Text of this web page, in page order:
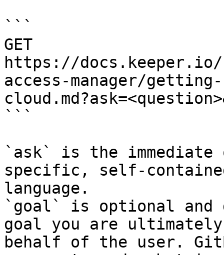
```
GET
https://
access-manager/
```
`ask` is the
specific, self-
language.
`goal` is optional and
goal you are
behalf of the user.